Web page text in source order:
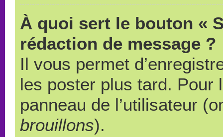
À quoi sert le bouton «
rédaction de message ?
Il vous permet
les poster plus tard. Pour
panneau de l’utilisateur
brouillons).